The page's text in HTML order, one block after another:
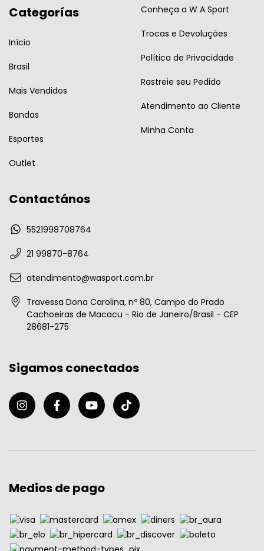
Categorías
Início
Brasil
Mais Vendidos
Bandas
Esportes
Outlet
Conheça a W A Sport
Trocas e Devoluções
Política de Privacidade
Rastreie seu Pedido
Atendimento ao Cliente
Minha Conta
Contactános
5521998708764
21 99870-8764
atendimento@wasport.com.br
Travessa Dona Carolina, nº 80, Campo do Prado
Cachoeiras de Macacu - Rio de Janeiro/Brasil - CEP
28681-275
Sigamos conectados
Medios de pago